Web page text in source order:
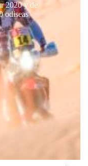
2020 y de
odiseas